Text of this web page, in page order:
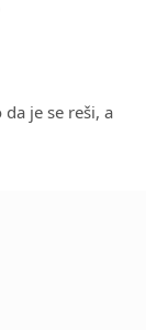
je se reši, a